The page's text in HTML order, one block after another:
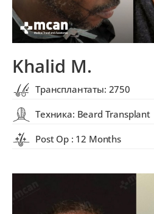
Khalid M.
Трансплантаты: 2750
Техника: Beard Transplant
Post Op : 12 Months